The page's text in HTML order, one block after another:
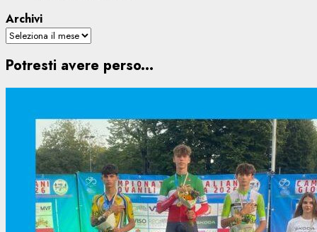
Archivi
Potresti avere perso...